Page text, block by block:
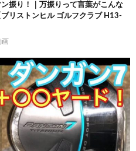
振り！｜万振りって言葉がこんな
リストンヒル ゴルフクラブ H13-
画